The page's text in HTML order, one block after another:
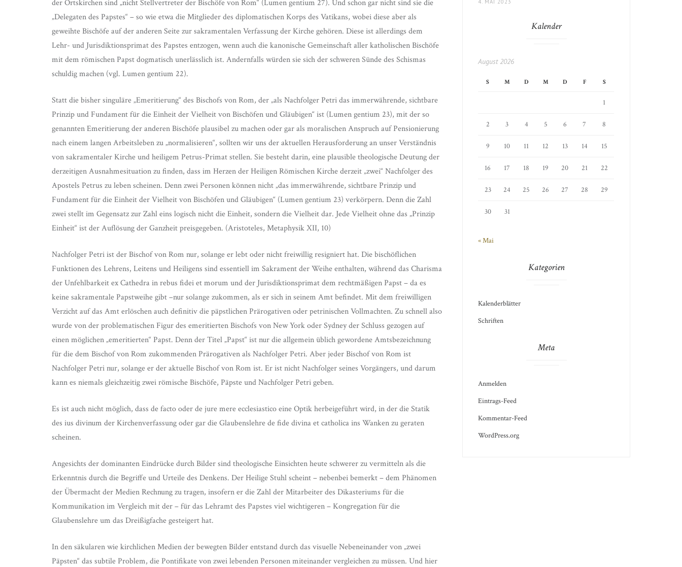
der Ortskirchen sind „nicht Stellvertreter der Bischöfe von Rom“ (Lumen gentium 27). Und schon gar nicht sind sie die
„Delegaten des Papstes“ – so wie etwa die Mitglieder des diplomatischen Korps des Vatikans, wobei diese aber als
geweihte Bischöfe auf der anderen Seite zur sakramentalen Verfassung der Kirche gehören. Diese ist allerdings dem
Lehr- und Jurisdiktionsprimat des Papstes entzogen, wenn auch die kanonische Gemeinschaft aller katholischen Bischöfe
mit dem römischen Papst dogmatisch unerlässlich ist. Andernfalls würden sie sich der schweren Sünde des Schismas
schuldig machen (vgl. Lumen gentium 22).
Statt die bisher singuläre „Emeritierung“ des Bischofs von Rom, der „als Nachfolger Petri das immerwährende, sichtbare
Prinzip und Fundament für die Einheit der Vielheit von Bischöfen und Gläubigen“ ist (Lumen gentium 23), mit der so
genannten Emeritierung der anderen Bischöfe plausibel zu machen oder gar als moralischen Anspruch auf Pensionierung
nach einem langen Arbeitsleben zu „normalisieren“, sollten wir uns der aktuellen Herausforderung an unser Verständnis
von sakramentaler Kirche und heiligem Petrus-Primat stellen. Sie besteht darin, eine plausible theologische Deutung der
derzeitigen Ausnahmesituation zu finden, dass im Herzen der Heiligen Römischen Kirche derzeit „zwei“ Nachfolger des
Apostels Petrus zu leben scheinen. Denn zwei Personen können nicht „das immerwährende, sichtbare Prinzip und
Fundament für die Einheit der Vielheit von Bischöfen und Gläubigen“ (Lumen gentium 23) verkörpern. Denn die Zahl
zwei stellt im Gegensatz zur Zahl eins logisch nicht die Einheit, sondern die Vielheit dar. Jede Vielheit ohne das „Prinzip
Einheit“ ist der Auflösung der Ganzheit preisgegeben. (Aristoteles, Metaphysik XII, 10)
Nachfolger Petri ist der Bischof von Rom nur, solange er lebt oder nicht freiwillig resigniert hat. Die bischöflichen
Funktionen des Lehrens, Leitens und Heiligens sind essentiell im Sakrament der Weihe enthalten, während das Charisma
der Unfehlbarkeit ex Cathedra in rebus fidei et morum und der Jurisdiktionsprimat dem rechtmäßigen Papst – da es
keine sakramentale Papstweihe gibt –nur solange zukommen, als er sich in seinem Amt befindet. Mit dem freiwilligen
Verzicht auf das Amt erlöschen auch definitiv die päpstlichen Prärogativen oder petrinischen Vollmachten. Zu schnell also
wurde von der problematischen Figur des emeritierten Bischofs von New York oder Sydney der Schluss gezogen auf
einen möglichen „emeritierten“ Papst. Denn der Titel „Papst“ ist nur die allgemein üblich gewordene Amtsbezeichnung
für die dem Bischof von Rom zukommenden Prärogativen als Nachfolger Petri. Aber jeder Bischof von Rom ist
Nachfolger Petri nur, solange er der aktuelle Bischof von Rom ist. Er ist nicht Nachfolger seines Vorgängers, und darum
kann es niemals gleichzeitig zwei römische Bischöfe, Päpste und Nachfolger Petri geben.
Es ist auch nicht möglich, dass de facto oder de jure mere ecclesiastico eine Optik herbeigeführt wird, in der die Statik
des ius divinum der Kirchenverfassung oder gar die Glaubenslehre de fide divina et catholica ins Wanken zu geraten
scheinen.
Angesichts der dominanten Eindrücke durch Bilder sind theologische Einsichten heute schwerer zu vermitteln als die
Erkenntnis durch die Begriffe und Urteile des Denkens. Der Heilige Stuhl scheint – nebenbei bemerkt – dem Phänomen
der Übermacht der Medien Rechnung zu tragen, insofern er die Zahl der Mitarbeiter des Dikasteriums für die
Kommunikation im Vergleich mit der – für das Lehramt des Papstes viel wichtigeren – Kongregation für die
Glaubenslehre um das Dreißigfache gesteigert hat.
In den säkularen wie kirchlichen Medien der bewegten Bilder entstand durch das visuelle Nebeneinander von „zwei
Päpsten“ das subtile Problem, die Pontifikate von zwei lebenden Personen miteinander vergleichen zu müssen. Und hier
4. MAI 2023
Kalender
August 2026
S M D M D F S
1
2 3 4 5 6 7 8
9 10 11 12 13 14 15
16 17 18 19 20 21 22
23 24 25 26 27 28 29
30 31
« Mai
Kategorien
Kalenderblätter
Schriften
Meta
Anmelden
Eintrags-Feed
Kommentar-Feed
WordPress.org